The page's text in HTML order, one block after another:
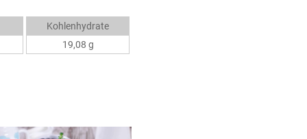
Kohlenhydrate
19,08 g